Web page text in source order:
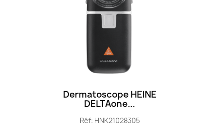
Dermatoscope HEINE
DELTAone...
Réf: HNK21028305